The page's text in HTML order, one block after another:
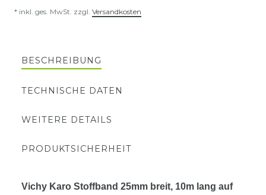
* inkl. ges. MwSt. zzgl. Versandkosten
BESCHREIBUNG
TECHNISCHE DATEN
WEITERE DETAILS
PRODUKTSICHERHEIT
Vichy Karo Stoffband 25mm breit, 10m lang auf